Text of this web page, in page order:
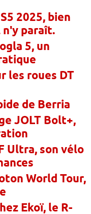
2025, bien
n'y paraît.
5, un
les roues DT
de Berria
JOLT Bolt+,
Ultra, son vélo
World Tour,
Ekoï, le R-